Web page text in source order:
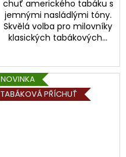
chuť amerického tabáku s
jemnými nasládlými tóny.
Skvělá volba pro milovníky
klasických tabákových...
NOVINKA
TABÁKOVÁ PŘÍCHUŤ